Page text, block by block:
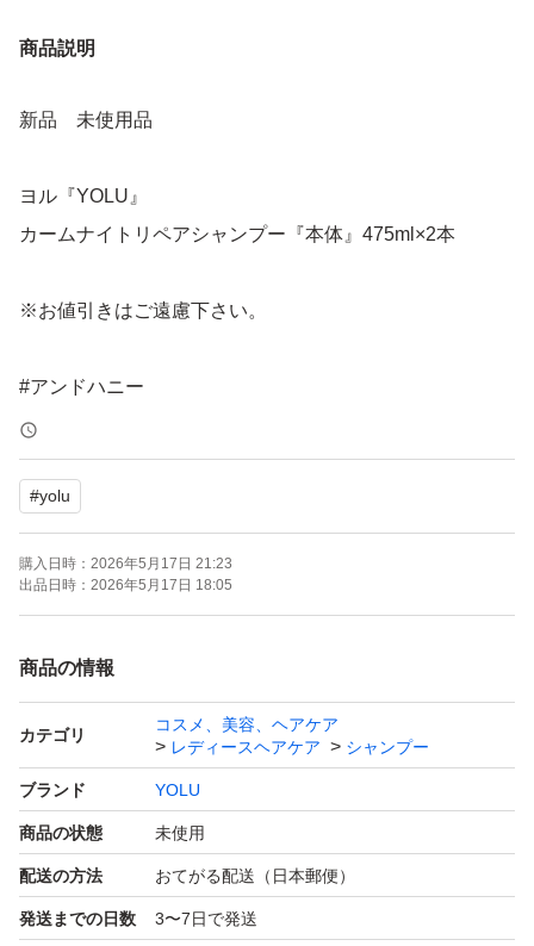
商品説明
新品 未使用品
ヨル『YOLU』
カームナイトリペアシャンプー『本体』475ml×2本
※お値引きはご遠慮下さい。
#アンドハニー
#シャンプー
#トリートメント
#つめかえ用
#ハニー
#クリーミー
#未開封
#新品未使用
#yolu
購入日時： 2026年5月17日 21:23
出品日時： 2026年5月17日 18:05
商品の情報
カテゴリ
コスメ、美容、ヘアケア
レディースヘアケア
シャンプー
ブランド YOLU
商品の状態 未使用
配送の方法 おてがる配送（日本郵便）
発送までの日数 3〜7日で発送